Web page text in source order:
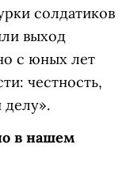
солдатиков
выход
с юных лет
честность,
делу».
в нашем